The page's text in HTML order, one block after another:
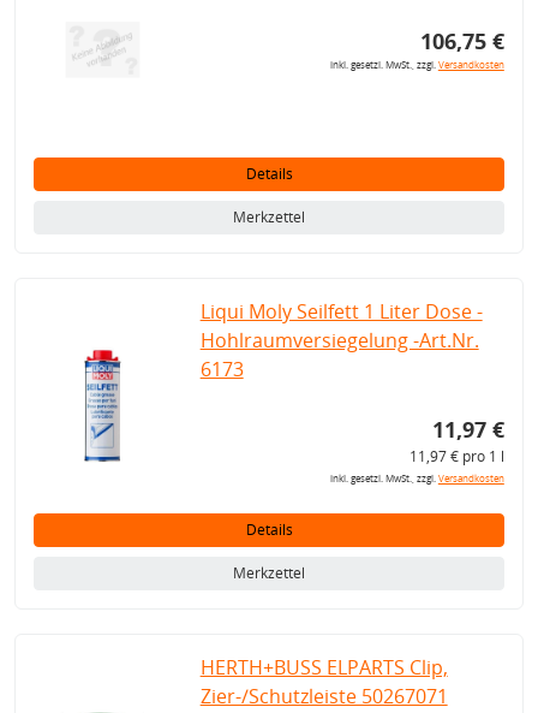
106,75 €
inkl. gesetzl. MwSt., zzgl.Versandkosten
Details
Merkzettel
Liqui Moly Seilfett 1 Liter Dose -
Hohlraumversiegelung -Art.Nr.
6173
11,97 €
11,97 € pro 1 l
inkl. gesetzl. MwSt., zzgl.Versandkosten
Details
Merkzettel
HERTH+BUSS ELPARTS Clip,
Zier-/Schutzleiste 50267071